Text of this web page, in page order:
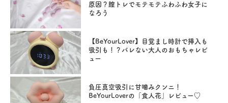
原因？膣トレでモテモテふわふわ女子に
なろう
【BeYourLover】目覚まし時計で挿入も
吸引も！？バレない大人のおもちゃレビ
ュー
負圧真空吸引に甘噛みクンニ！
BeYourLoverの「食人花」レビュー♡